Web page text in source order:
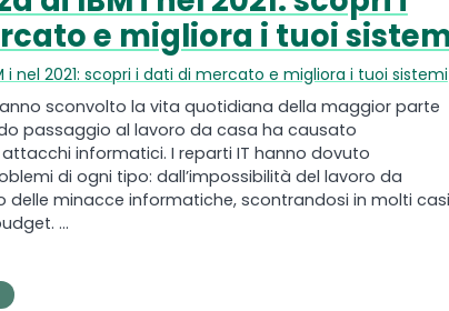
e migliora i tuoi
i nel 2021: scopri i dati di mercato e migliora i tuoi sistemi
sconvolto la vita quotidiana della maggior parte
passaggio al lavoro da casa ha causato
informatici. I reparti IT hanno dovuto
di ogni tipo: dall’impossibilità del lavoro da
delle minacce informatiche, scontrandosi in molti casi
...